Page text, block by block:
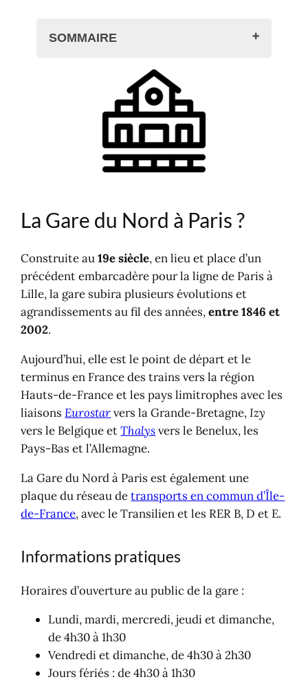
SOMMAIRE
La Gare du Nord à Paris ?
Informations pratiques
Plans d’accès et cartes
Plan du quartier Gare du Nord à
Paris
Plans de la gare
Autres gares à Paris
Transports en Île-France
Réservation, trains grandes ligne et
TER
Trouver un hôtel, un restaurant ?
La Gare du Nord à Paris ?
Construite au19e siècle, en lieu et place d’un
précédent embarcadère pour la ligne de Paris à
Lille, la gare subira plusieurs évolutions et
agrandissements au fil des années,entre 1846 et
2002.
Aujourd’hui, elle est le point de départ et le
terminus en France des trains vers la région
Hauts-de-France et les pays limitrophes avec les
liaisonsEurostarvers la Grande-Bretagne,Izy
vers le Belgique etThalysvers le Benelux, les
Pays-Bas et l’Allemagne.
La Gare du Nord à Paris est également une
plaque du réseau detransports en commun d’Île-
de-France, avec le Transilien et les RER B, D et E.
Informations pratiques
Horaires d’ouverture au public de la gare :
Lundi, mardi, mercredi, jeudi et dimanche,
de 4h30 à 1h30
Vendredi et dimanche, de 4h30 à 2h30
Jours fériés : de 4h30 à 1h30